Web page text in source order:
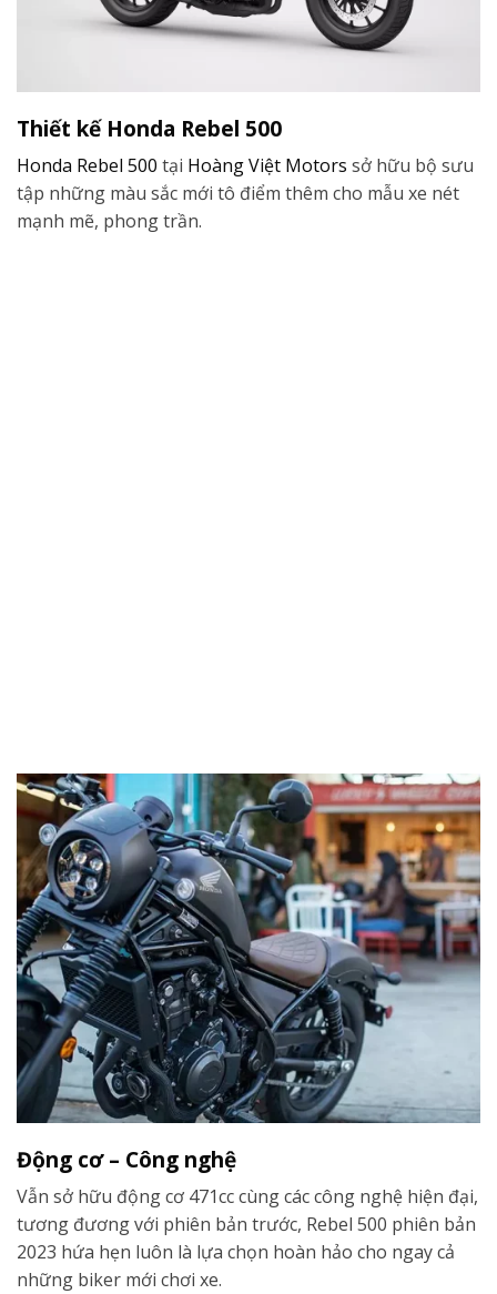
Thiết kế Honda Rebel 500
Honda Rebel 500 tại Hoàng Việt Motors sở hữu bộ sưu
tập những màu sắc mới tô điểm thêm cho mẫu xe nét
mạnh mẽ, phong trần.
Động cơ – Công nghệ
Vẫn sở hữu động cơ 471cc cùng các công nghệ hiện đại,
tương đương với phiên bản trước, Rebel 500 phiên bản
2023 hứa hẹn luôn là lựa chọn hoàn hảo cho ngay cả
những biker mới chơi xe.